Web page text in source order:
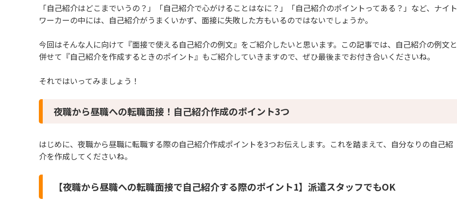
2.2 【夜職から昼職への転職面接！自己紹介の例文2】サービス業
2.3 【夜職から昼職への転職面接！自己紹介の例文3】接客業
3.1 【夜職から昼職への転職面接！自己紹介の例文1】営業力をアピール
3.2 【夜職から昼職への転職面接！自己紹介の例文2】コミュニケーション力をアピール
3.4 【夜職から昼職への転職面接！自己紹介の例文4】礼儀作法をアピール
「自己紹介はどこまでいうの？」「自己紹介で心がけることはなに？」「自己紹介のポイントってある？」など、ナイト
ワーカーの中には、自己紹介がうまくいかず、面接に失敗した方もいるのではないでしょうか。
今回はそんな人に向けて『面接で使える自己紹介の例文』をご紹介したいと思います。この記事では、自己紹介の例文と
併せて『自己紹介を作成するときのポイント』もご紹介していきますので、ぜひ最後までお付き合いくださいね。
それではいってみましょう！
夜職から昼職への転職面接！自己紹介作成のポイント3つ
はじめに、夜職から昼職に転職する際の自己紹介作成ポイントを3つお伝えします。これを踏まえて、自分なりの自己紹
介を作成してくださいね。
【夜職から昼職への転職面接で自己紹介する際のポイント1】派遣スタッフでもOK